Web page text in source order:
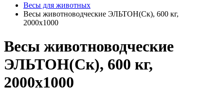
Весы для животных
Весы животноводческие ЭЛЬТОН(Ск), 600 кг,
2000х1000
Весы животноводческие
ЭЛЬТОН(Ск), 600 кг,
2000х1000